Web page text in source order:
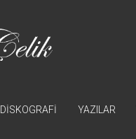
DİSKOGRAFİ YAZILAR